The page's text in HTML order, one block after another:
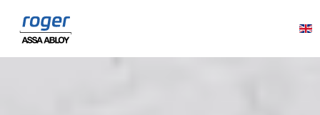
Przejdź do głównej treści